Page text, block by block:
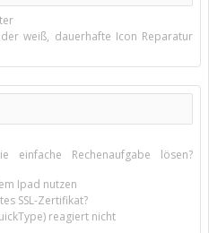
weiß, dauerhafte Icon Reparatur
Rechenaufgabe lösen?
Ipad nutzen
SSL-Zertifikat?
reagiert nicht